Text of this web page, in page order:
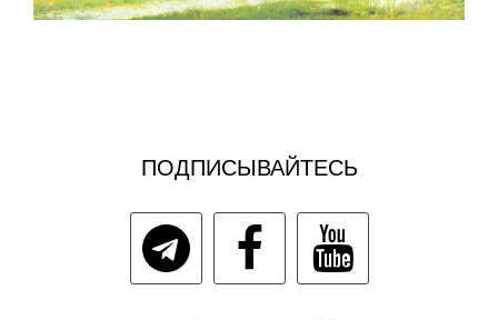
ПОДПИСЫВАЙТЕСЬ